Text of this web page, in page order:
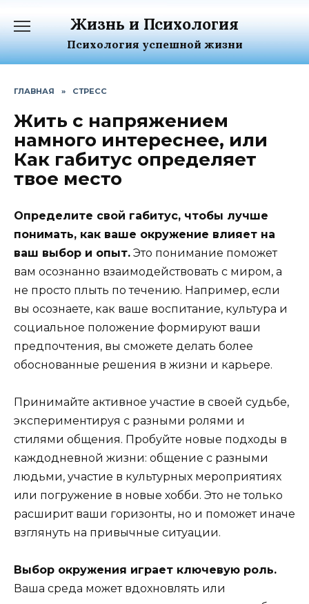
содержанию
Жизнь и Психология
Психология успешной жизни
ГЛАВНАЯ » СТРЕСС
Жить с напряжением
намного интереснее, или
Как габитус определяет
твое место
Определите свой габитус, чтобы лучше
понимать, как ваше окружение влияет на
ваш выбор и опыт. Это понимание поможет
вам осознанно взаимодействовать с миром, а
не просто плыть по течению. Например, если
вы осознаете, как ваше воспитание, культура и
социальное положение формируют ваши
предпочтения, вы сможете делать более
обоснованные решения в жизни и карьере.
Принимайте активное участие в своей судьбе,
экспериментируя с разными ролями и
стилями общения. Пробуйте новые подходы в
каждодневной жизни: общение с разными
людьми, участие в культурных мероприятиях
или погружение в новые хобби. Это не только
расширит ваши горизонты, но и поможет иначе
взглянуть на привычные ситуации.
Выбор окружения играет ключевую роль.
Ваша среда может вдохновлять или